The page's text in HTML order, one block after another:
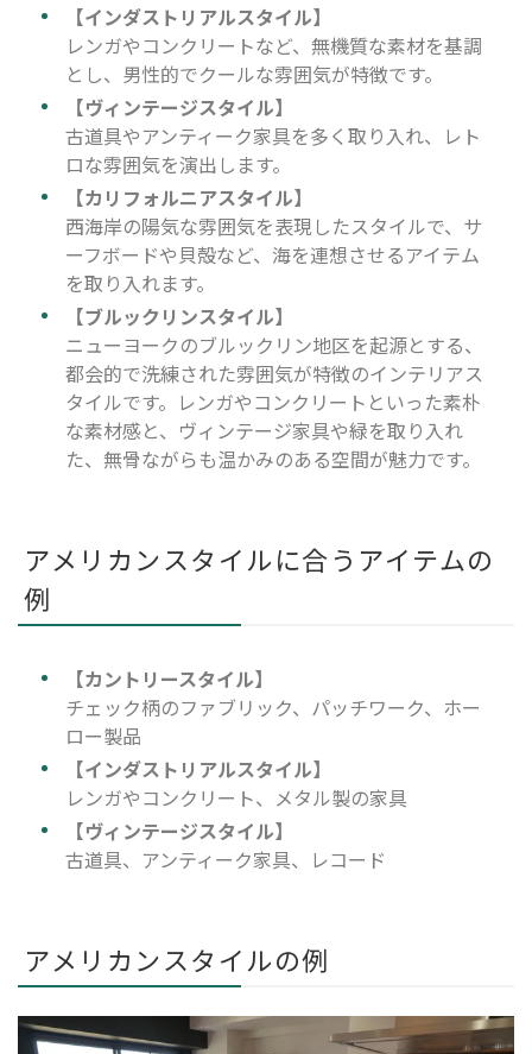
【インダストリアルスタイル】
レンガやコンクリートなど、無機質な素材を基調
とし、男性的でクールな雰囲気が特徴です。
【ヴィンテージスタイル】
古道具やアンティーク家具を多く取り入れ、レト
ロな雰囲気を演出します。
【カリフォルニアスタイル】
西海岸の陽気な雰囲気を表現したスタイルで、サ
ーフボードや貝殻など、海を連想させるアイテム
を取り入れます。
【ブルックリンスタイル】
ニューヨークのブルックリン地区を起源とする、
都会的で洗練された雰囲気が特徴のインテリアス
タイルです。レンガやコンクリートといった素朴
な素材感と、ヴィンテージ家具や緑を取り入れ
た、無骨ながらも温かみのある空間が魅力です。
アメリカンスタイルに合うアイテムの
例
【カントリースタイル】
チェック柄のファブリック、パッチワーク、ホー
ロー製品
【インダストリアルスタイル】
レンガやコンクリート、メタル製の家具
【ヴィンテージスタイル】
古道具、アンティーク家具、レコード
アメリカンスタイルの例